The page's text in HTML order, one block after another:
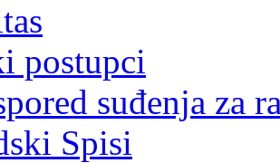
postupci
suđenja za
Spisi